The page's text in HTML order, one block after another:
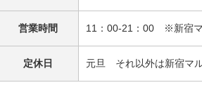
営業時間 11：00-21：00 ※新宿マ
定休日 元旦 それ以外は新宿マ